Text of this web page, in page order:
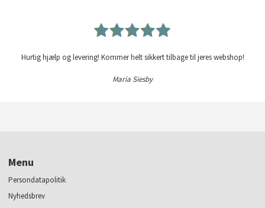
Hurtig hjælp og levering! Kommer helt sikkert tilbage til jeres webshop!
Maria Siesby
Menu
Persondatapolitik
Nyhedsbrev